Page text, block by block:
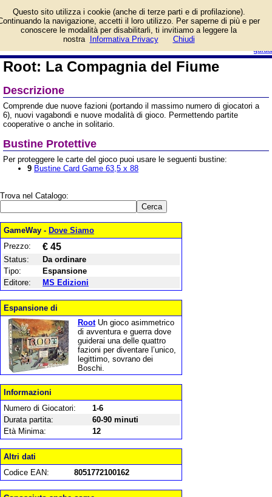
guida
Compagnia del Fiume e
prezzo di vendita.
Prodotto da MS Edizioni
Root: La Compagnia del Fiume
Descrizione
Comprende due nuove fazioni (portando il massimo numero di giocatori a
6), nuovi vagabondi e nuove modalità di gioco. Permettendo partite
cooperative o anche in solitario.
Bustine Protettive
Per proteggere le carte del gioco puoi usare le seguenti bustine:
9 Bustine Card Game 63,5 x 88
Trova nel Catalogo:
GameWay - Dove Siamo
Prezzo:
€ 45
Status:
Da ordinare
Tipo:
Espansione
Editore:
MS Edizioni
Espansione di
RootUn gioco asimmetrico
di avventura e guerra dove
guiderai una delle quattro
fazioni per diventare l’unico,
legittimo, sovrano dei
Boschi.
Informazioni
Numero di Giocatori:
1-6
Durata partita:
60-90 minuti
Età Minima:
12
Altri dati
Codice EAN:
8051772100162
Questo sito utilizza i cookie (anche di terze parti e di profilazione).
la navigazione, accetti il loro utilizzo. Per saperne di più e per
conoscere le modalità per disabilitarli, ti invitiamo a leggere la
nostra
Informativa Privacy Chiudi